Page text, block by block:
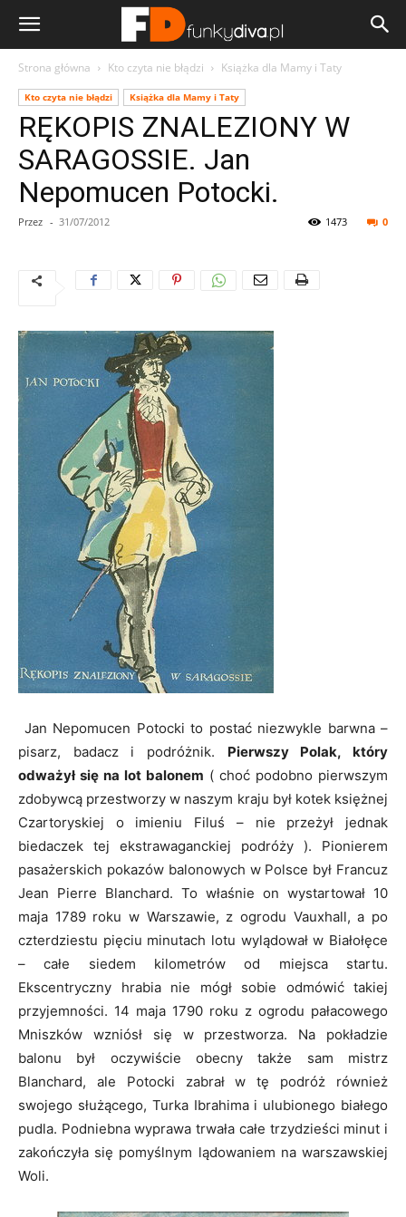
Strona główna Kto czyta nie błądzi Książka dla Mamy i Taty
Kto czyta nie błądzi Książka dla Mamy i Taty
RĘKOPIS ZNALEZIONY W
SARAGOSSIE. Jan
Nepomucen Potocki.
Przez - 31/07/2012 0
1473
Jan Nepomucen Potocki to postać niezwykle barwna –
pisarz, badacz i podróżnik. Pierwszy Polak, który
odważył się na lot balonem ( choć podobno pierwszym
zdobywcą przestworzy w naszym kraju był kotek księżnej
Czartoryskiej o imieniu Filuś – nie przeżył jednak
biedaczek tej ekstrawaganckiej podróży ). Pionierem
pasażerskich pokazów balonowych w Polsce był Francuz
Jean Pierre Blanchard. To właśnie on wystartował 10
maja 1789 roku w Warszawie, z ogrodu Vauxhall, a po
czterdziestu pięciu minutach lotu wylądował w Białołęce
– całe siedem kilometrów od miejsca startu.
Ekscentryczny hrabia nie mógł sobie odmówić takiej
przyjemności. 14 maja 1790 roku z ogrodu pałacowego
Mniszków wzniósł się w przestworza. Na pokładzie
balonu był oczywiście obecny także sam mistrz
Blanchard, ale Potocki zabrał w tę podróż również
swojego służącego, Turka Ibrahima i ulubionego białego
pudla. Podniebna wyprawa trwała całe trzydzieści minut i
zakończyła się pomyślnym lądowaniem na warszawskiej
Woli.